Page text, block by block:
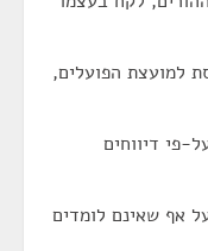
למועצת הפועלים,
פי דיווחים
אף שאינם לומדים